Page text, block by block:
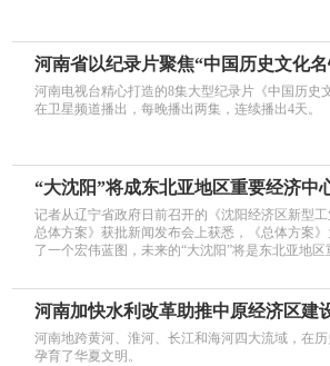
河南省以纪录片聚焦“中国历史文化
河南电视台精心打造的8集大型纪录片《中国历史
在卫星频道播出，每晚播出两集，连续播出4天。
“大沈阳”将成东北亚地区重要经济中
记者从辽宁省政府日前召开的《沈阳经济区新型
总体方案》获批新闻发布会上获悉，《总体方案》
了一个宏伟蓝图，未来的“大沈阳”将是东北亚地区
河南加快水利改革助推中原经济区建
河南地跨黄河、淮河、长江和海河四大流域，在历
孕育了华夏文明。